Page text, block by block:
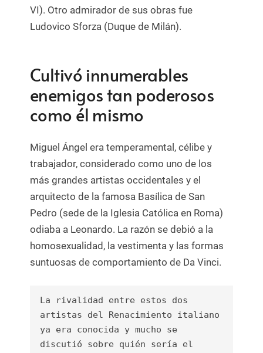
VI). Otro admirador de sus obras fue
Ludovico Sforza (Duque de Milán).
Cultivó innumerables
enemigos tan poderosos
como él mismo
Miguel Ángel era temperamental, célibe y
trabajador, considerado como uno de los
más grandes artistas occidentales y el
arquitecto de la famosa Basílica de San
Pedro (sede de la Iglesia Católica en Roma)
odiaba a Leonardo. La razón se debió a la
homosexualidad, la vestimenta y las formas
suntuosas de comportamiento de Da Vinci.
La rivalidad entre estos dos
artistas del Renacimiento italiano
ya era conocida y mucho se
discutió sobre quién sería el